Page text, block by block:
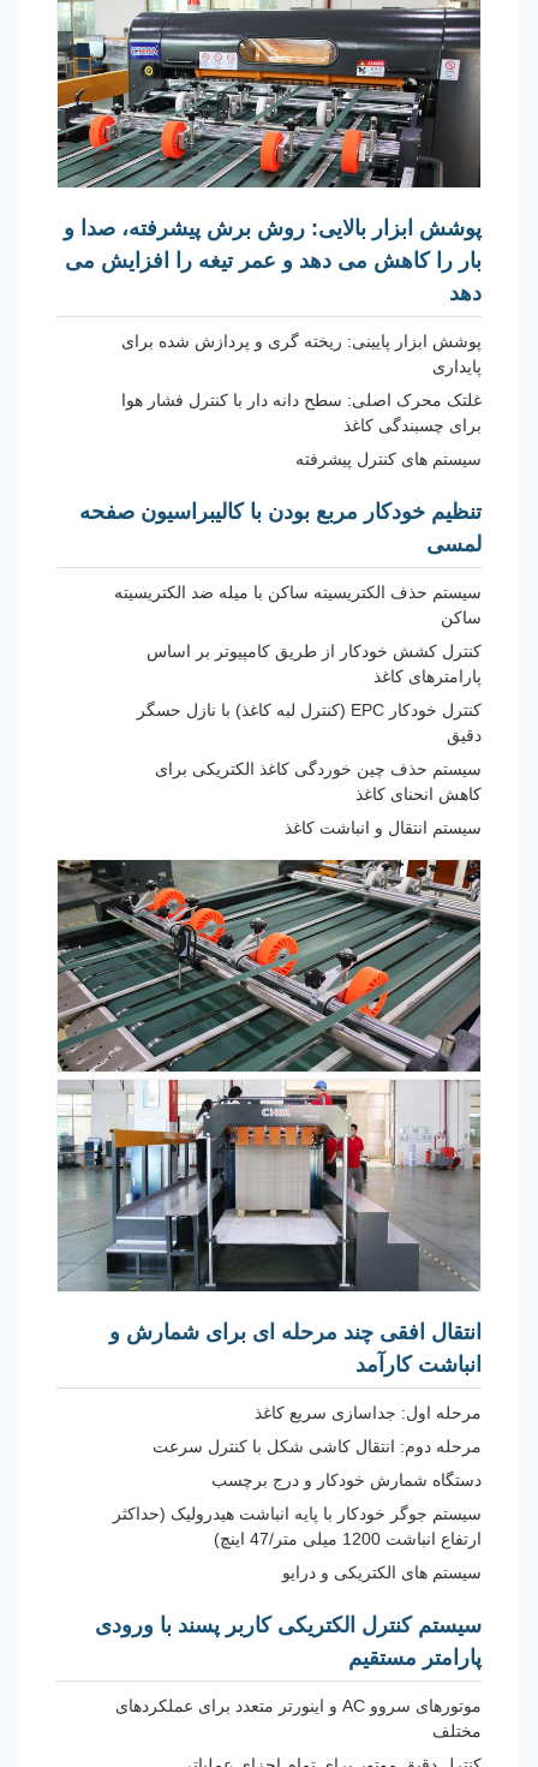
پوشش ابزار بالایی: روش برش پیشرفته، صدا و
بار را کاهش می دهد و عمر تیغه را افزایش می
پوشش ابزار پایینی: ریخته گری و پردازش شده برای
پایداری
غلتک محرک اصلی: سطح دانه دار با کنترل فشار هوا
برای چسبندگی کاغذ
سیستم های کنترل پیشرفته
تنظیم خودکار مربع بودن با کالیبراسیون صفحه
لمسی
سیستم حذف الکتریسیته ساکن با میله ضد الکتریسیته
ساکن
کنترل کشش خودکار از طریق کامپیوتر بر اساس
پارامترهای کاغذ
کنترل خودکار EPC (کنترل لبه کاغذ) با نازل حسگر
سیستم حذف چین خوردگی کاغذ الکتریکی برای
کاهش انحنای کاغذ
سیستم انتقال و انباشت کاغذ
انتقال افقی چند مرحله ای برای شمارش و
انباشت کارآمد
مرحله اول: جداسازی سریع کاغذ
مرحله دوم: انتقال کاشی شکل با کنترل سرعت
دستگاه شمارش خودکار و درج برچسب
سیستم جوگر خودکار با پایه انباشت هیدرولیک (حداکثر
ارتفاع انباشت 1200 میلی متر/47 اینچ)
سیستم های الکتریکی و درایو
سیستم کنترل الکتریکی کاربر پسند با ورودی
پارامتر مستقیم
موتورهای سروو AC و اینورتر متعدد برای عملکردهای
مختلف